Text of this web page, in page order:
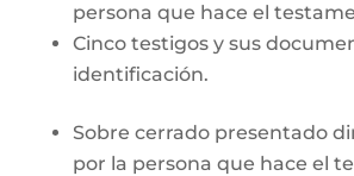
persona que hace el
Cinco testigos y sus
identificación.
Sobre cerrado presentado
por la persona que hace el